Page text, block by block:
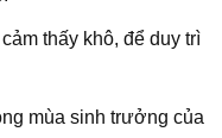
thấy khô, để duy trì
mùa sinh trưởng của